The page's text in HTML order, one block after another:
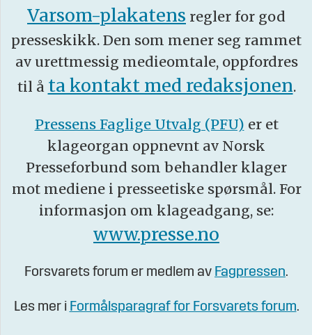
Varsom-plakatens regler for god
presseskikk. Den som mener seg rammet
av urettmessig medieomtale, oppfordres
til å ta kontakt med redaksjonen.
Pressens Faglige Utvalg (PFU) er et
klageorgan oppnevnt av Norsk
Presseforbund som behandler klager
mot mediene i presseetiske spørsmål. For
informasjon om klageadgang, se:
www.presse.no
Forsvarets forum er medlem av Fagpressen.
Les mer i Formålsparagraf for Forsvarets forum.